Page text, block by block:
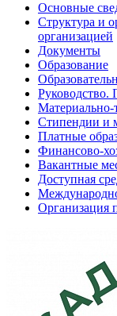
Основные
Структура и
организацией
Документы
Образование
Руководство.
Материально-
Стипендии и
Платные
Финансово-
Вакантные
Доступная
Организация